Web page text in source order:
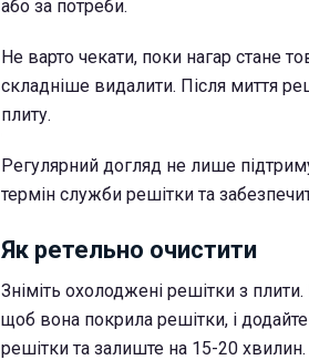
або за потреби.
Не варто чекати, поки нагар стане
складніше видалити. Після миття
плиту.
Регулярний догляд не лише
термін служби решітки та
Як ретельно очистити
Зніміть охолоджені решітки з плити.
щоб вона покрила решітки, і
решітки та залиште на 15-20 хвилин.